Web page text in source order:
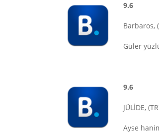
9.6
Barbaros,
Güler
9.6
JÜLİDE,
Ayse